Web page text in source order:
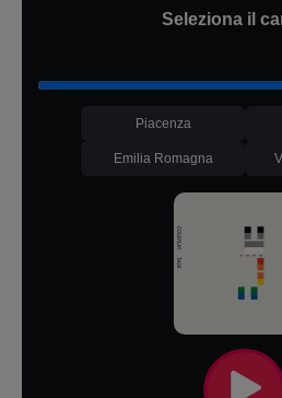
Seleziona il
Piacenza
Emilia Romagna